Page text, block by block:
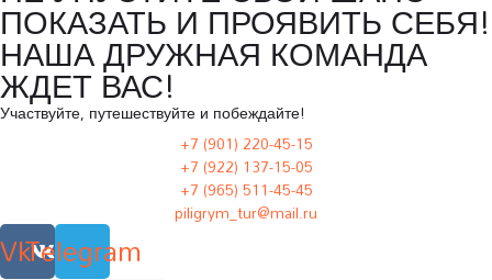
ПОКАЗАТЬ И ПРОЯВИТЬ СЕБЯ!
НАША ДРУЖНАЯ КОМАНДА
ЖДЕТ ВАС!
Участвуйте, путешествуйте и побеждайте!
+7 (901) 220-45-15
+7 (922) 137-15-05
+7 (965) 511-45-45
piligrym_tur@mail.ru
VkTelegram